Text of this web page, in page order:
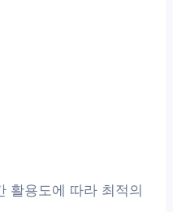
활용도에 따라 최적의